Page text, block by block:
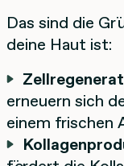
Das sind die
deine Haut ist:
erneuern sich
einem frischen